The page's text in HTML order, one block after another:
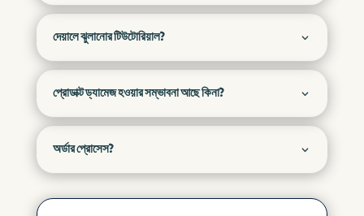
দেয়ালে ঝুলানোর টিউটোরিয়াল?
প্রোডাক্ট ড্যামেজ হওয়ার সম্ভাবনা আছে কিনা?
অর্ডার প্রোসেস?